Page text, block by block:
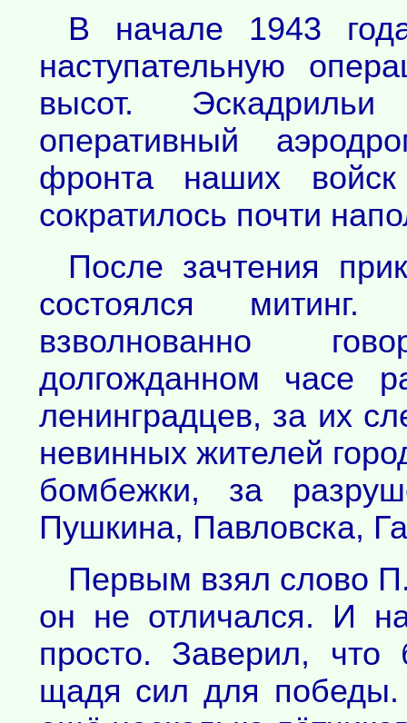
В начале 1943
наступательную
высот.
оперативный
фронта наших
сократилось почти
После зачтения
состоялся
взволнованно
долгожданном часе
ленинградцев, за их
невинных жителей
бомбежки, за
Пушкина, Павловска,
Первым взял слово
он не отличался. И
просто. Заверил, что
щадя сил для